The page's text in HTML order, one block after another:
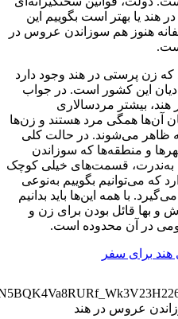
هند یا بهتر است بگوییم این
هنوز هم سوزاندن عروس در
که زن پرستی در هند وجود دارد
این کشور است. در جواب
هند، بیشتر مردسالاری
آن‌ها همگی مرد هستند و زن‌ها
ظاهر می‌شوند. در حالت کلی
و منطقه‌ها که سوزاندن
قسمت‌های خیلی کوچک
که می‌توانیم بگوییم به‌نوعی
با همه این‌ها باید بدانیم
و بها قائل بودن برای زن و
در آن محدوده است.
هند برای سفر
عروس در هند